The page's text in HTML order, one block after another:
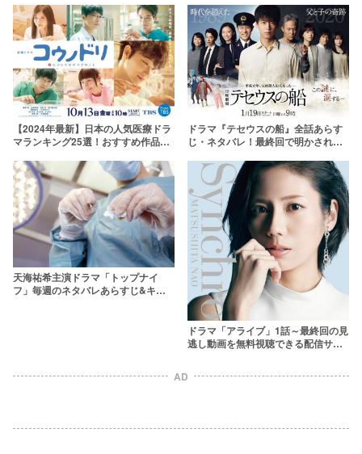
【2024年最新】日本の人気医療ドラ
マランキング25選！おすすめ作品を
ドラマ『テセウスの船』全話あらす
じ・ネタバレ！最終回で明かされる
天海祐希主演ドラマ「トップナイ
フ」毎週のネタバレあらすじ&キャ
ドラマ「アライブ」1話～最終回の見
逃し動画を無料視聴できる配信サー
AD